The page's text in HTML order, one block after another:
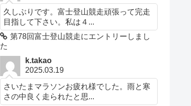
久しぶりです。富士登山競走頑張って完走
目指して下さい。私は４...
第78回富士登山競走にエントリーしまし
た
k.takao
2025.03.19
さいたまマラソンお疲れ様でした。雨と寒
さの中良く走られたと思...